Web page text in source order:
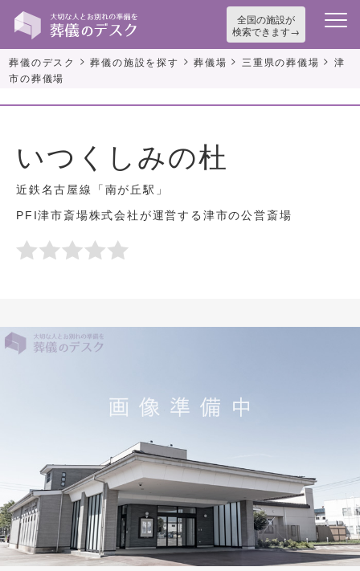
全国の施設が
検索できます
葬儀のデスク >葬儀の施設を探す >葬儀場 > 三重県の葬儀場 >津
市の葬儀場
いつくしみの杜
近鉄名古屋線「南が丘駅」
PFI津市斎場株式会社が運営する津市の公営斎場